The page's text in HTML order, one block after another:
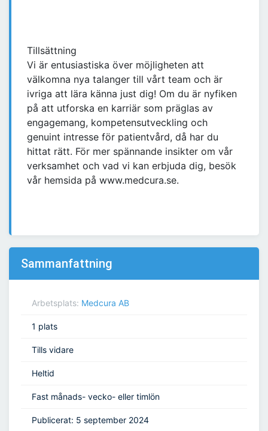
Tillsättning
Vi är entusiastiska över möjligheten att
välkomna nya talanger till vårt team och är
ivriga att lära känna just dig! Om du är nyfiken
på att utforska en karriär som präglas av
engagemang, kompetensutveckling och
genuint intresse för patientvård, då har du
hittat rätt. För mer spännande insikter om vår
verksamhet och vad vi kan erbjuda dig, besök
vår hemsida på www.medcura.se.
Sammanfattning
Arbetsplats: Medcura AB
1 plats
Tills vidare
Heltid
Fast månads- vecko- eller timlön
Publicerat: 5 september 2024